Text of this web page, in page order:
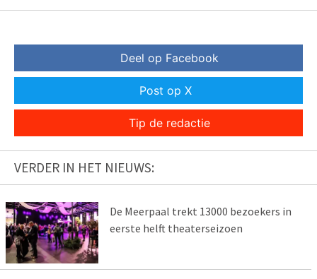
Deel op Facebook
Post op X
Tip de redactie
VERDER IN HET NIEUWS:
De Meerpaal trekt 13000 bezoekers in
eerste helft theaterseizoen